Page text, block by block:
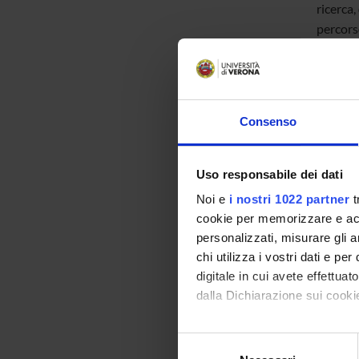
Consenso
Uso responsabile dei dati
Noi e i nostri 1022 partner
cookie per memorizzare e
personalizzati, misurare gli
chi utilizza i vostri dati e per
digitale in cui avete
dalla Dichiarazione sui
Con il tuo consenso,
raccogliere
Lo